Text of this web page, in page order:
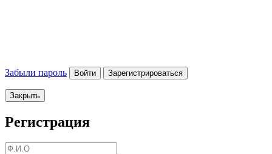
Забыли пароль Войти Зарегистрироваться
Закрыть
Регистрация